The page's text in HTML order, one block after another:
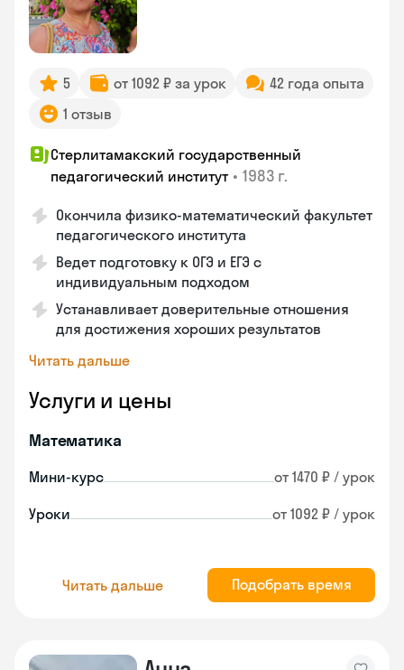
5 от 1092 ₽ за урок
42 года опыта
1 отзыв
Стерлитамакский государственный
педагогический институт • 1983 г.
Окончила физико-математический факультет
педагогического института
Ведет подготовку к ОГЭ и ЕГЭ с
индивидуальным подходом
Устанавливает доверительные отношения
для достижения хороших результатов
Читать дальше
Услуги и цены
Математика
Мини-курс от 1470 ₽ / урок
Уроки от 1092 ₽ / урок
Читать дальше Подобрать время